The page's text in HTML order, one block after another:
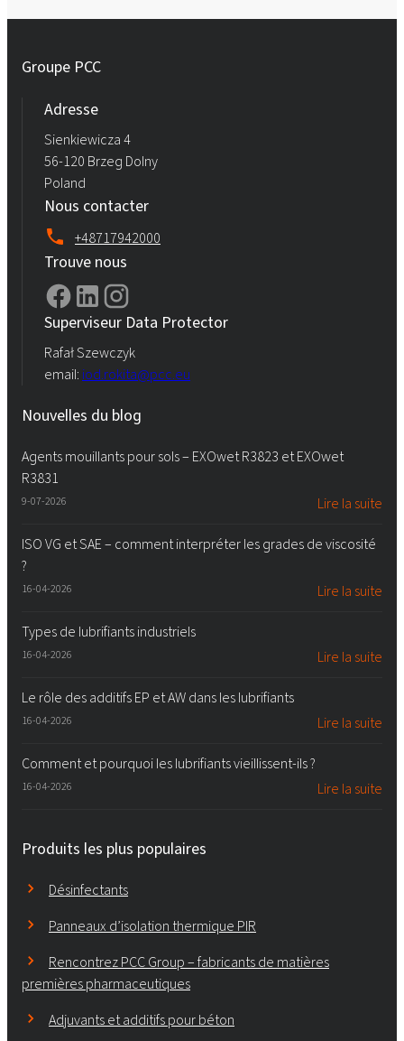
Groupe PCC
Adresse
Sienkiewicza 4
56-120 Brzeg Dolny
Poland
Nous contacter
+48717942000
Trouve nous
Superviseur Data Protector
Rafał Szewczyk
email: iod.rokita@pcc.eu
Nouvelles du blog
Agents mouillants pour sols – EXOwet R3823 et EXOwet
R3831
9-07-2026 Lire la suite
ISO VG et SAE – comment interpréter les grades de viscosité
?
16-04-2026 Lire la suite
Types de lubrifiants industriels
16-04-2026 Lire la suite
Le rôle des additifs EP et AW dans les lubrifiants
16-04-2026 Lire la suite
Comment et pourquoi les lubrifiants vieillissent-ils ?
16-04-2026 Lire la suite
Produits les plus populaires
Désinfectants
Panneaux d’isolation thermique PIR
Rencontrez PCC Group – fabricants de matières
premières pharmaceutiques
Adjuvants et additifs pour béton